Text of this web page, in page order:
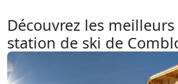
Découvrez les
station de ski de